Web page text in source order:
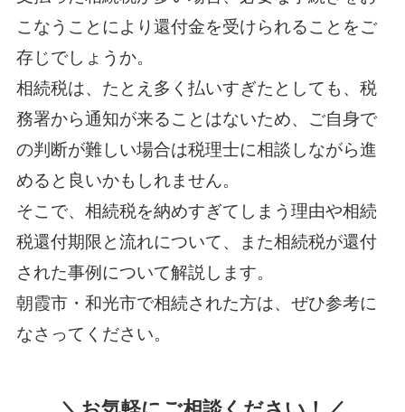
こなうことにより還付金を受けられることをご
存じでしょうか。
相続税は、たとえ多く払いすぎたとしても、税
務署から通知が来ることはないため、ご自身で
の判断が難しい場合は税理士に相談しながら進
めると良いかもしれません。
そこで、相続税を納めすぎてしまう理由や相続
税還付期限と流れについて、また相続税が還付
された事例について解説します。
朝霞市・和光市で相続された方は、ぜひ参考に
なさってください。